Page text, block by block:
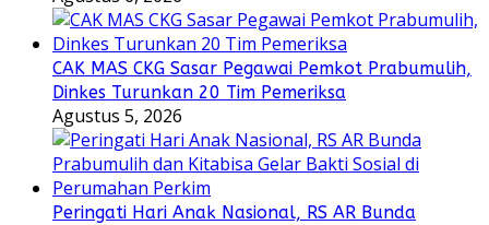
CAK MAS CKG Sasar Pegawai Pemkot Prabumulih,
Dinkes Turunkan 20 Tim Pemeriksa
Agustus 5, 2026
Peringati Hari Anak Nasional, RS AR Bunda